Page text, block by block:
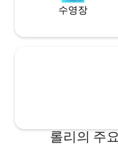
수영장
롤리의 주